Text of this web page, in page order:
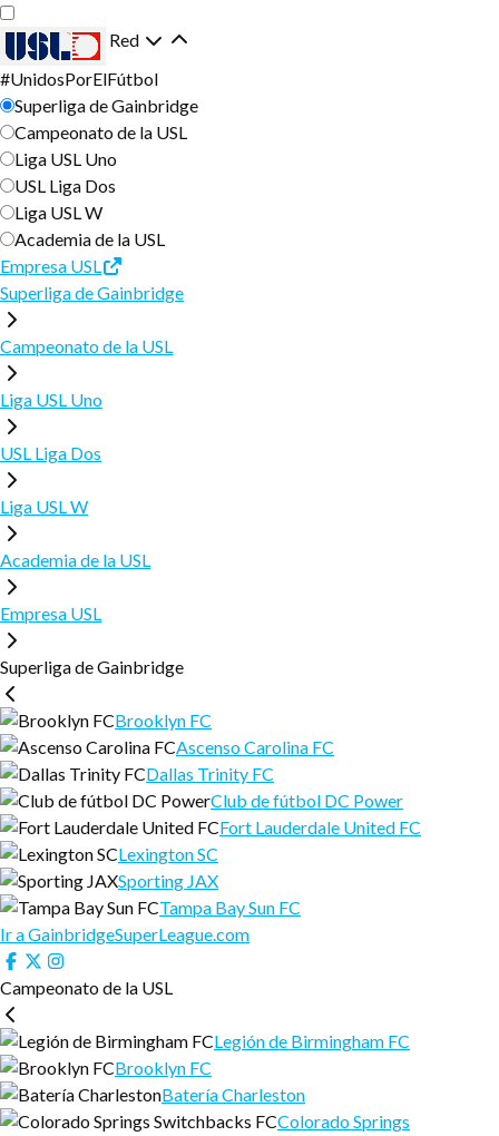
Ir
al
contenido
principal
Saltar
a
la
navegación
principal
Red
#UnidosPorElFútbol
Superliga de Gainbridge
Campeonato de la USL
Liga USL Uno
USL Liga Dos
Liga USL W
Academia de la USL
Empresa USL
Superliga de Gainbridge
Campeonato de la USL
Liga USL Uno
USL Liga Dos
Liga USL W
Academia de la USL
Empresa USL
Superliga de Gainbridge
Brooklyn FC
Ascenso Carolina FC
Dallas Trinity FC
Club de fútbol DC Power
Fort Lauderdale United FC
Lexington SC
Sporting JAX
Tampa Bay Sun FC
Ir a GainbridgeSuperLeague.com
Campeonato de la USL
Legión de Birmingham FC
Brooklyn FC
Batería Charleston
Colorado Springs
ENTRADAS
ABONOS DE TEMPORADA
ENTRADAS DE GRUPO
PLANES FLEX
ENTRADAS PARA UN SOLO PARTIDO
ASIENTOS PREMIUM
HORARIO
HORARIO
HORARIO DE TV
NOCHES TEMÁTICAS
CLUB
ACERCA DE LAS VEGAS LIGHTS FC
COMUNIDAD
PROGRAMA DE RECOMPENSAS «EL HÁBITO
LA BUFANDA ROSA
ESTADÍSTICAS
CLUBES ASOCIADOS
CAMPO CASHMAN
TIENDA
NOTICIAS
DÍA DEL PARTIDO
CÓMO LLEGAR
COMPRAR APARCAMIENTO
HIMNO NACIONAL
CÓDIGO DE CONDUCTA DEL AFICIONADO
TRADICIONES DEL DÍA DEL PARTIDO
PUERTA TRASERA
FOTOGRAFÍA Y VÍDEO
ÚLTIMAS FOTOS Y VÍDEOS
MODELA CON NOSOTROS
PÓNGASE EN CONTACTO CON